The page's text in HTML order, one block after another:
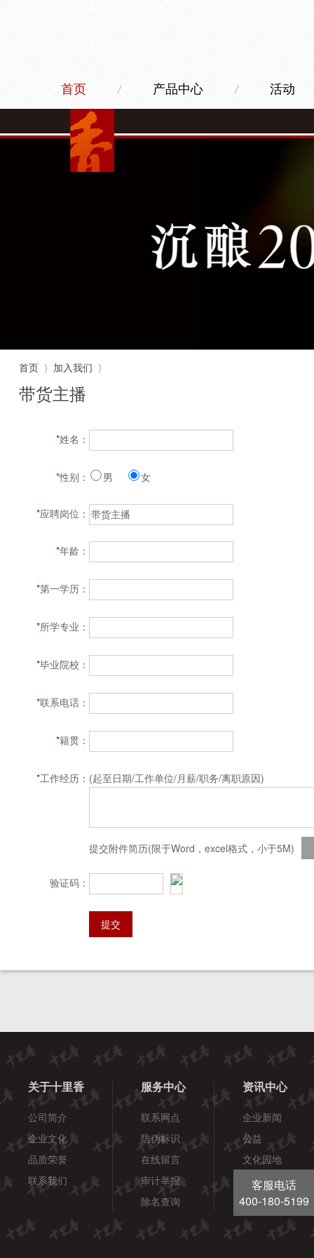
首页 / 产品中心 / 活动
首页 ⟩ 加入我们 ⟩
带货主播
*姓名：
*性别： 男 女
*应聘岗位：
*年龄：
*第一学历：
*所学专业：
*毕业院校：
*联系电话：
*籍贯：
*工作经历： (起至日期/工作单位/月薪/职务/离职原因)
提交附件简历(限于Word，excel格式，小于5M)
验证码：
提交
关于十里香
公司简介
企业文化
品质荣誉
联系我们
服务中心
联系网点
防伪标识
在线留言
审计举报
除名查询
资讯中心
企业新闻
公益
文化园地
酒健康
客服电话
400-180-5199